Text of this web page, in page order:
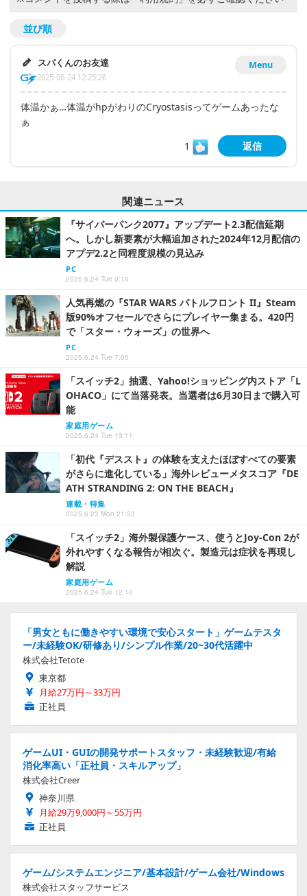
並び順
Menu
スパくんのお友達
2025-06-24 12:25:26
体温かぁ…体温がhpがわりのCryostasisってゲームあったな
ぁ
1
返信
関連ニュース
『サイバーパンク2077』アップデート2.3配信延期
へ。しかし新要素が大幅追加された2024年12月配信の
アプデ2.2と同程度規模の見込み
PC
2025.6.24 Tue 0:10
人気再燃の『STAR WARS バトルフロント II』Steam
版90%オフセールでさらにプレイヤー集まる。420円
で「スター・ウォーズ」の世界へ
PC
2025.6.24 Tue 7:00
「スイッチ2」抽選、Yahoo!ショッピング内ストア「L
OHACO」にて当落発表。当選者は6月30日まで購入可
能
家庭用ゲーム
2025.6.24 Tue 13:11
「初代『デススト』の体験を支えたほぼすべての要素
がさらに進化している」海外レビューメタスコア『DE
ATH STRANDING 2: ON THE BEACH』
連載・特集
2025.6.23 Mon 21:53
「スイッチ2」海外製保護ケース、使うとJoy-Con 2が
外れやすくなる報告が相次ぐ。製造元は症状を再現し
解説
家庭用ゲーム
2025.6.24 Tue 12:10
「男女ともに働きやすい環境で安心スタート」ゲームテスタ
ー/未経験OK/研修あり/シンプル作業/20~30代活躍中
株式会社Tetote
東京都
月給27万円～33万円
正社員
ゲームUI・GUIの開発サポートスタッフ・未経験歓迎/有給
消化率高い「正社員・スキルアップ」
株式会社Creer
神奈川県
月給29万9,000円～55万円
正社員
ゲーム/システムエンジニア/基本設計/ゲーム会社/Windows
株式会社スタッフサービス